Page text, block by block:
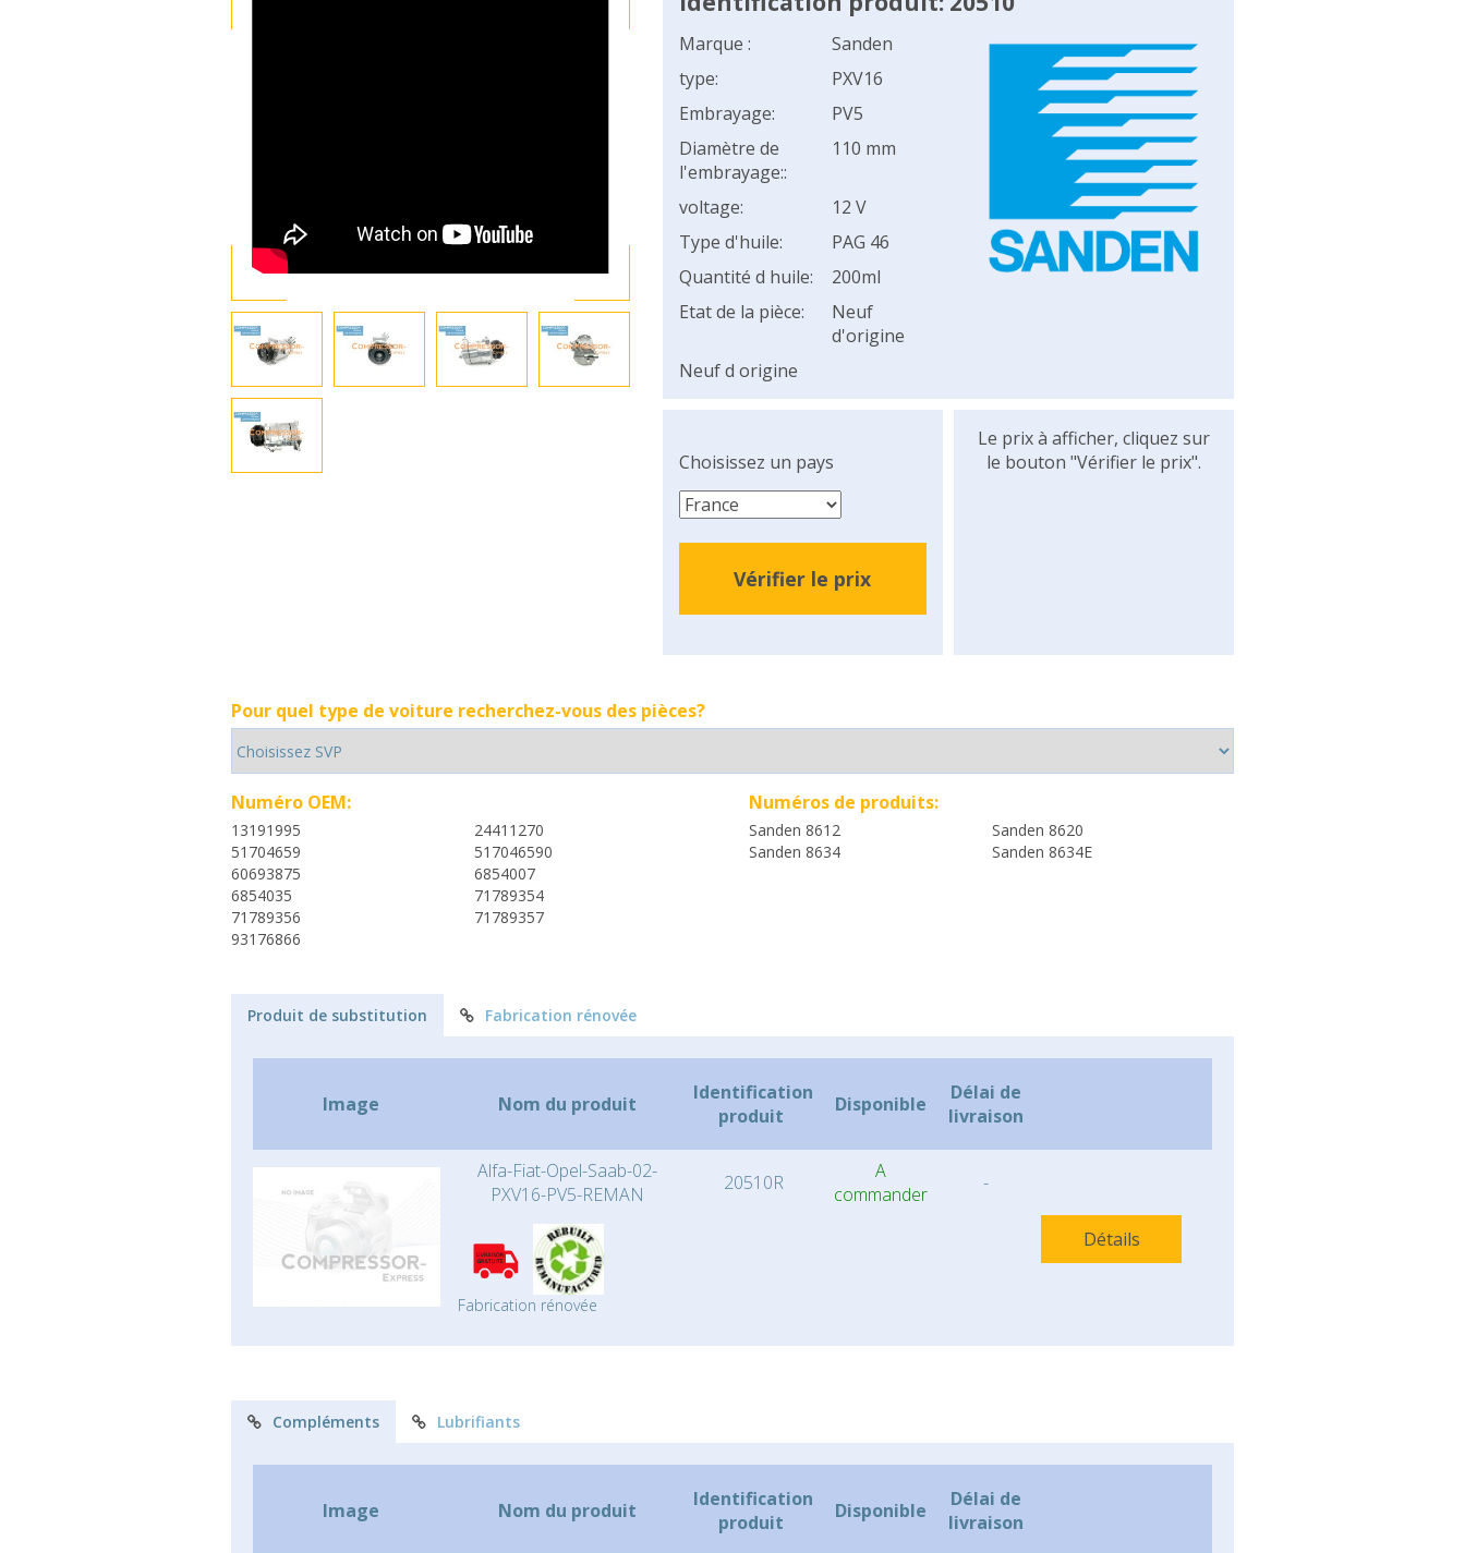
Marque :
Sanden
type:
PXV16
Embrayage:
PV5
Diamètre de
l'embrayage::
110 mm
voltage:
12 V
Type d'huile:
PAG 46
Quantité d huile:
200ml
Etat de la pièce:
Neuf
d'origine
Neuf d origine
Choisissez un pays
Vérifier le prix
Le prix à afficher, cliquez sur
le bouton "Vérifier le prix".
Pour quel type de voiture recherchez-vous des pièces?
Numéro OEM:
13191995
24411270
51704659
517046590
60693875
6854007
6854035
71789354
71789356
71789357
93176866
Numéros de produits:
Sanden 8612
Sanden 8620
Sanden 8634
Sanden 8634E
Produit de substitution Fabrication rénovée
Image Nom du produit
Identification
produit
Disponible
Délai de
livraison
Alfa-Fiat-Opel-Saab-02-
PXV16-PV5-REMAN
20510R
A
commander
-
Détails
Fabrication rénovée
Compléments Lubrifiants
Image Nom du produit
Identification
produit
Disponible
Délai de
livraison